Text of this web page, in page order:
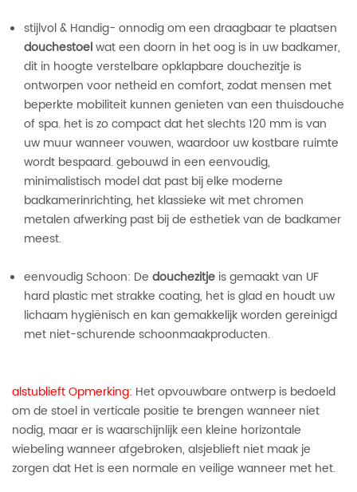
stijlvol & Handig- onnodig om een ​​draagbaar te plaatsen
douchestoelwat een doorn in het oog is in uw badkamer,
dit in hoogte verstelbare opklapbare douchezitje is
ontworpen voor netheid en comfort, zodat mensen met
beperkte mobiliteit kunnen genieten van een thuisdouche
of spa. het is zo compact dat het slechts 120 mm is van
uw muur wanneer vouwen, waardoor uw kostbare ruimte
wordt bespaard. gebouwd in een eenvoudig,
minimalistisch model dat past bij elke moderne
badkamerinrichting, het klassieke wit met chromen
metalen afwerking past bij de esthetiek van de badkamer
meest.
eenvoudig Schoon: De douchezitje is gemaakt van UF
hard plastic met strakke coating, het is glad en houdt uw
lichaam hygiënisch en kan gemakkelijk worden gereinigd
met niet-schurende schoonmaakproducten.
alstublieft Opmerking: Het opvouwbare ontwerp is bedoeld
om de stoel in verticale positie te brengen wanneer niet
nodig, maar er is waarschijnlijk een kleine horizontale
wiebeling wanneer afgebroken, alsjeblieft niet maak je
zorgen dat Het is een normale en veilige wanneer met het.